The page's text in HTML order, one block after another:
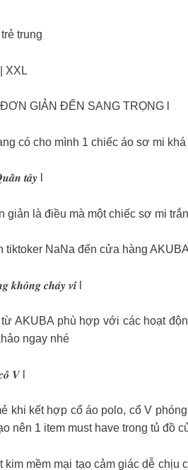
trung
XXL
ĐƠN GIẢN ĐẾN SANG TRỌNG l
có cho mình 1 chiếc áo sơ mi
𝒕𝒂̂𝒚 l
giản là điều mà một chiếc sơ mi
tiktoker NaNa đến cửa hàng
𝒌𝒉𝒐̂𝒏𝒈 𝒄𝒉𝒂́𝒚 𝒗𝒊́ l
AKUBA phù hợp với các hoạt
ngay nhé
𝑽 l
khi kết hợp cổ áo polo, cổ V
nên 1 item must have trong tủ đồ
kim mềm mại tạo cảm giác dễ